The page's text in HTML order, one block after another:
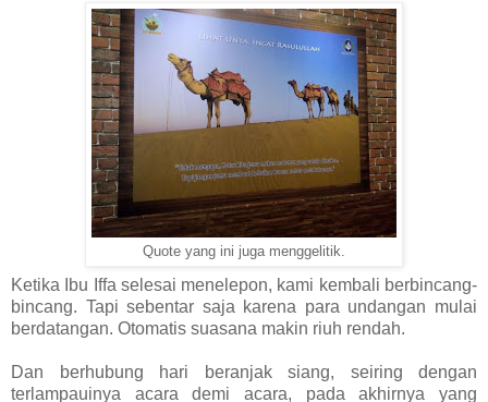
Quote yang ini juga menggelitik.
Ketika Ibu Iffa selesai menelepon, kami kembali berbincang-
bincang. Tapi sebentar saja karena para undangan mulai
berdatangan. Otomatis suasana makin riuh rendah.
Dan berhubung hari beranjak siang, seiring dengan
terlampauinya acara demi acara, pada akhirnya yang